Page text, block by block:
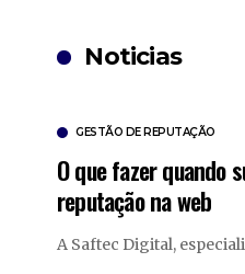
Noticias
GESTÃO DE REPUTAÇÃO
O que fazer quando
reputação na web
A Saftec Digital,